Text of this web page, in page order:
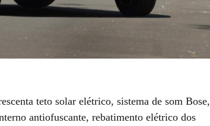
teto solar elétrico, sistema de som Bose,
antiofuscante, rebatimento elétrico dos